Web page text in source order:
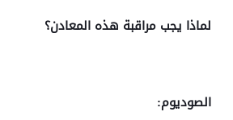
لماذا يجب مراقبة هذه المعادن؟
الصوديوم: